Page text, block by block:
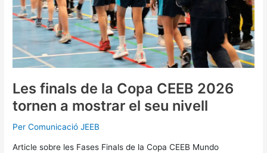
Les finals de la Copa CEEB 2026
tornen a mostrar el seu nivell
Per Comunicació JEEB
Article sobre les Fases Finals de la Copa CEEB Mundo
el
seu